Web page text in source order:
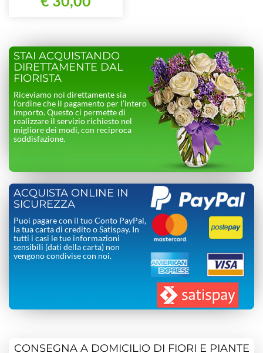
STAI ACQUISTANDO
DIRETTAMENTE DAL
FIORISTA
Riceviamo noi direttamente sia
l’ordine che il pagamento per l’intero
importo. Questo ci permette di
realizzare il servizio richiesto nel
migliore dei modi, con reciproca
soddisfazione.
ACQUISTA ONLINE IN
SICUREZZA
Puoi pagare con il tuo Conto PayPal,
la tua carta di credito o Satispay. In
tutti i casi le tue informazioni
sensibili (dati della carta) non
vengono condivise con noi.
CONSEGNA A DOMICILIO DI FIORI E PIANTE